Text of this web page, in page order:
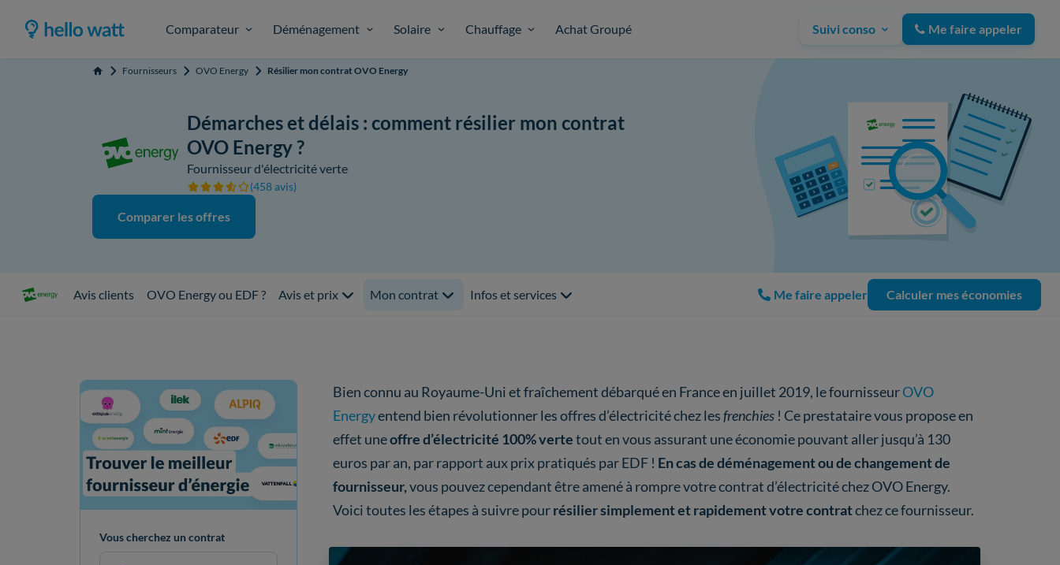
Comparateur Déménagement Solaire Chauffage Achat Groupé Suivi conso Me faire appeler
Accueil Fournisseurs OVO Energy Résilier mon contrat OVO Energy
Démarches et délais : comment résilier mon contrat
OVO Energy ?
Fournisseur d'électricité verte
(458 avis)
Comparer les offres
Avis clients OVO Energy ou EDF ? Avis et prix Mon contrat Infos et services Me faire appeler Calculer mes économies
Vous cherchez un contrat
Bien connu au Royaume-Uni et fraîchement débarqué en France en juillet 2019, le fournisseurOVO
Energyentend bien révolutionner les offres d’électricité chez lesfrenchies! Ce prestataire vous propose en
effet uneoffre d’électricité 100% vertetout en vous assurant une économie pouvant aller jusqu’à 130
euros par an, par rapport aux prix pratiqués par EDF ! En cas de déménagement ou de changement de
fournisseur,vous pouvez cependant être amené à rompre votre contrat d’électricité chez OVO Energy.
Voici toutes les étapes à suivre pourrésilier simplement et rapidement votre contratchez ce fournisseur.